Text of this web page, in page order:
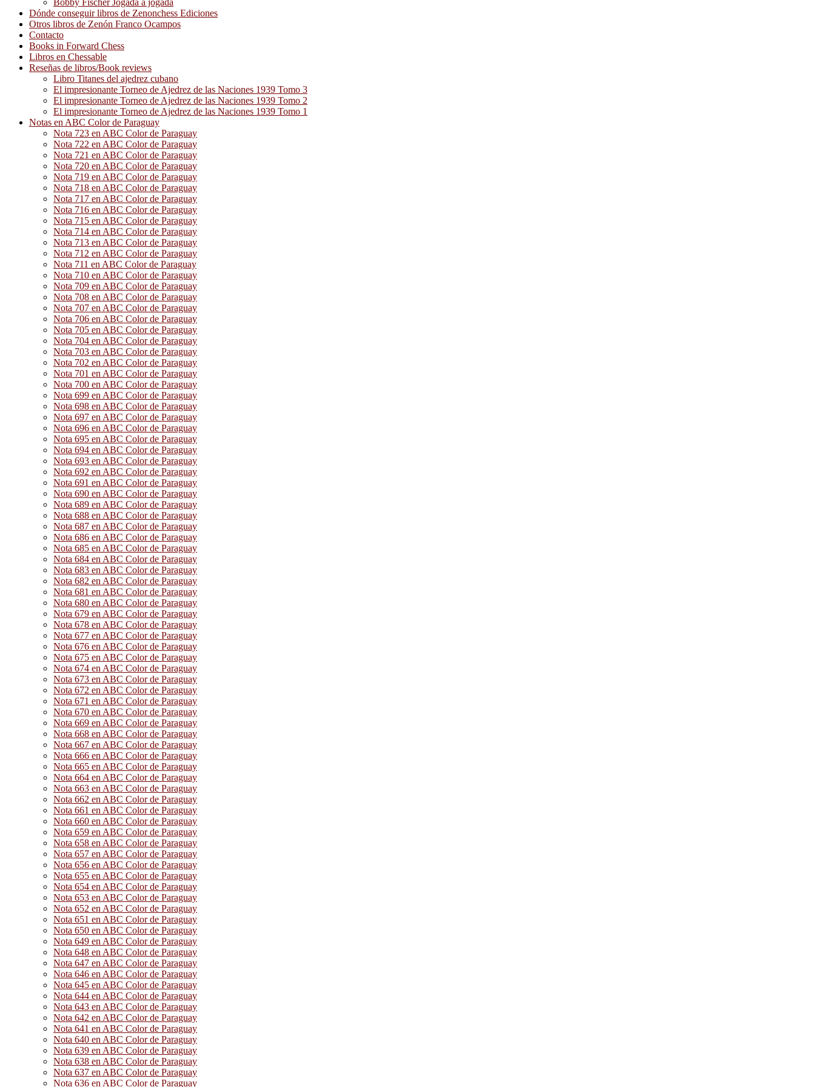
Bobby Fischer Jogada a jogada
Dónde conseguir libros de Zenonchess Ediciones
Otros libros de Zenón Franco Ocampos
Contacto
Books in Forward Chess
Libros en Chessable
Reseñas de libros/Book reviews
Libro Titanes del ajedrez cubano
El impresionante Torneo de Ajedrez de las Naciones 1939 Tomo 3
El impresionante Torneo de Ajedrez de las Naciones 1939 Tomo 2
El impresionante Torneo de Ajedrez de las Naciones 1939 Tomo 1
Notas en ABC Color de Paraguay
Nota 723 en ABC Color de Paraguay
Nota 722 en ABC Color de Paraguay
Nota 721 en ABC Color de Paraguay
Nota 720 en ABC Color de Paraguay
Nota 719 en ABC Color de Paraguay
Nota 718 en ABC Color de Paraguay
Nota 717 en ABC Color de Paraguay
Nota 716 en ABC Color de Paraguay
Nota 715 en ABC Color de Paraguay
Nota 714 en ABC Color de Paraguay
Nota 713 en ABC Color de Paraguay
Nota 712 en ABC Color de Paraguay
Nota 711 en ABC Color de Paraguay
Nota 710 en ABC Color de Paraguay
Nota 709 en ABC Color de Paraguay
Nota 708 en ABC Color de Paraguay
Nota 707 en ABC Color de Paraguay
Nota 706 en ABC Color de Paraguay
Nota 705 en ABC Color de Paraguay
Nota 704 en ABC Color de Paraguay
Nota 703 en ABC Color de Paraguay
Nota 702 en ABC Color de Paraguay
Nota 701 en ABC Color de Paraguay
Nota 700 en ABC Color de Paraguay
Nota 699 en ABC Color de Paraguay
Nota 698 en ABC Color de Paraguay
Nota 697 en ABC Color de Paraguay
Nota 696 en ABC Color de Paraguay
Nota 695 en ABC Color de Paraguay
Nota 694 en ABC Color de Paraguay
Nota 693 en ABC Color de Paraguay
Nota 692 en ABC Color de Paraguay
Nota 691 en ABC Color de Paraguay
Nota 690 en ABC Color de Paraguay
Nota 689 en ABC Color de Paraguay
Nota 688 en ABC Color de Paraguay
Nota 687 en ABC Color de Paraguay
Nota 686 en ABC Color de Paraguay
Nota 685 en ABC Color de Paraguay
Nota 684 en ABC Color de Paraguay
Nota 683 en ABC Color de Paraguay
Nota 682 en ABC Color de Paraguay
Nota 681 en ABC Color de Paraguay
Nota 680 en ABC Color de Paraguay
Nota 679 en ABC Color de Paraguay
Nota 678 en ABC Color de Paraguay
Nota 677 en ABC Color de Paraguay
Nota 676 en ABC Color de Paraguay
Nota 675 en ABC Color de Paraguay
Nota 674 en ABC Color de Paraguay
Nota 673 en ABC Color de Paraguay
Nota 672 en ABC Color de Paraguay
Nota 671 en ABC Color de Paraguay
Nota 670 en ABC Color de Paraguay
Nota 669 en ABC Color de Paraguay
Nota 668 en ABC Color de Paraguay
Nota 667 en ABC Color de Paraguay
Nota 666 en ABC Color de Paraguay
Nota 665 en ABC Color de Paraguay
Nota 664 en ABC Color de Paraguay
Nota 663 en ABC Color de Paraguay
Nota 662 en ABC Color de Paraguay
Nota 661 en ABC Color de Paraguay
Nota 660 en ABC Color de Paraguay
Nota 659 en ABC Color de Paraguay
Nota 658 en ABC Color de Paraguay
Nota 657 en ABC Color de Paraguay
Nota 656 en ABC Color de Paraguay
Nota 655 en ABC Color de Paraguay
Nota 654 en ABC Color de Paraguay
Nota 653 en ABC Color de Paraguay
Nota 652 en ABC Color de Paraguay
Nota 651 en ABC Color de Paraguay
Nota 650 en ABC Color de Paraguay
Nota 649 en ABC Color de Paraguay
Nota 648 en ABC Color de Paraguay
Nota 647 en ABC Color de Paraguay
Nota 646 en ABC Color de Paraguay
Nota 645 en ABC Color de Paraguay
Nota 644 en ABC Color de Paraguay
Nota 643 en ABC Color de Paraguay
Nota 642 en ABC Color de Paraguay
Nota 641 en ABC Color de Paraguay
Nota 640 en ABC Color de Paraguay
Nota 639 en ABC Color de Paraguay
Nota 638 en ABC Color de Paraguay
Nota 637 en ABC Color de Paraguay
Nota 636 en ABC Color de Paraguay